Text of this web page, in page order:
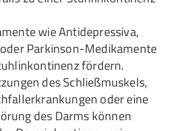
wie Antidepressiva,
Parkinson-Medikamente
fördern.
des Schließmuskels,
oder eine
des Darms können